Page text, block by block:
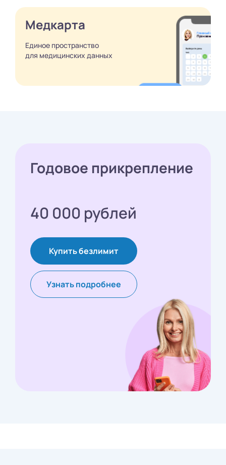
Медкарта
Единое пространство
для медицинских данных
Годовое прикрепление
40 000 рублей
Купить безлимит
Узнать подробнее